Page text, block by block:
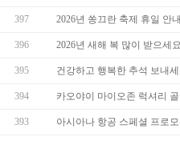
397 2026년 쏭끄란 축제 휴일 안
396 2026년 새해 복 많이 받으세
395 건강하고 행복한 추석 보내
394 카오야이 마이오존 럭셔리
393 아시아나 항공 스페셜 프로